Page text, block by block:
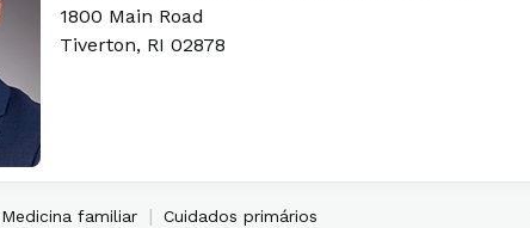
1800 Main Road
Tiverton, RI 02878
Medicina familiar | Cuidados primários